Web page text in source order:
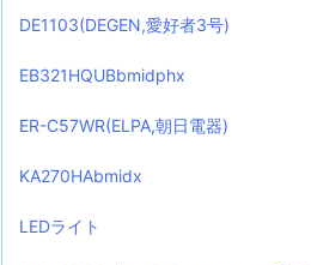
DE1103(DEGEN,愛好者3号)
EB321HQUBbmidphx
ER-C57WR(ELPA,朝日電器)
KA270HAbmidx
LEDライト